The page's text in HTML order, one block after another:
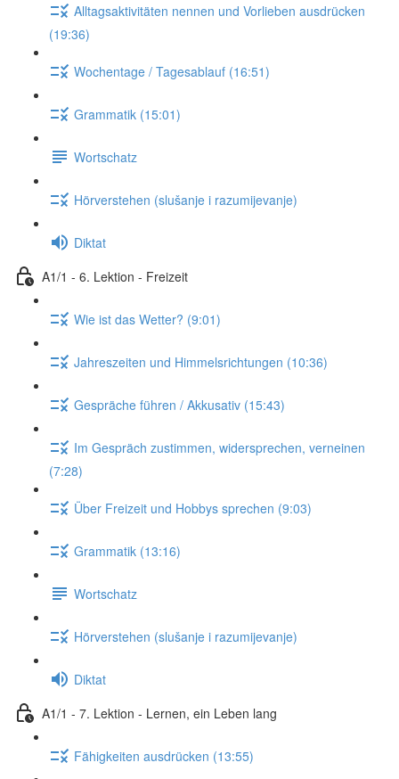
Alltagsaktivitäten nennen und Vorlieben ausdrücken
(19:36)
Wochentage / Tagesablauf (16:51)
Grammatik (15:01)
Wortschatz
Hörverstehen (slušanje i razumijevanje)
Diktat
A1/1 - 6. Lektion - Freizeit
Wie ist das Wetter? (9:01)
Jahreszeiten und Himmelsrichtungen (10:36)
Gespräche führen / Akkusativ (15:43)
Im Gespräch zustimmen, widersprechen, verneinen
(7:28)
Über Freizeit und Hobbys sprechen (9:03)
Grammatik (13:16)
Wortschatz
Hörverstehen (slušanje i razumijevanje)
Diktat
A1/1 - 7. Lektion - Lernen, ein Leben lang
Fähigkeiten ausdrücken (13:55)